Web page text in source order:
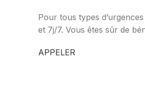
Pour tous types
et 7j/7. Vous êtes sûr de
APPELER